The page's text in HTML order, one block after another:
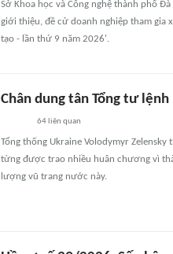
Sở Khoa học và Công nghệ thành phố
giới thiệu, đề cử doanh nghiệp tham gia
tạo - lần thứ 9 năm 2026'.
Chân dung tân Tổng tư
64liên quan
Tổng thống Ukraine Volodymyr
từng được trao nhiều huân chương vì
lượng vũ trang nước này.